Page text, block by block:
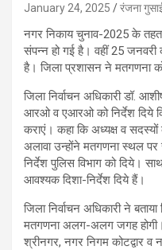
January 24, 2025 रंजना
नगर निकाय चुनाव-2025 के तहत
संपन्न हो गई है। वहीं 25
है। जिला प्रशासन ने मतगणना
जिला निर्वाचन अधिकारी डॉ.
आरओ व एआरओ को निर्देश दिये
कराएं। कहा कि अध्यक्ष व
अलावा उन्होंने मतगणना स्थल
निर्देश पुलिस विभाग को दिये।
आवश्यक दिशा-निर्देश दिये हैं।
जिला निर्वाचन अधिकारी ने
मतगणना अलग-अलग जगह
श्रीनगर, नगर निगम कोटद्वार व